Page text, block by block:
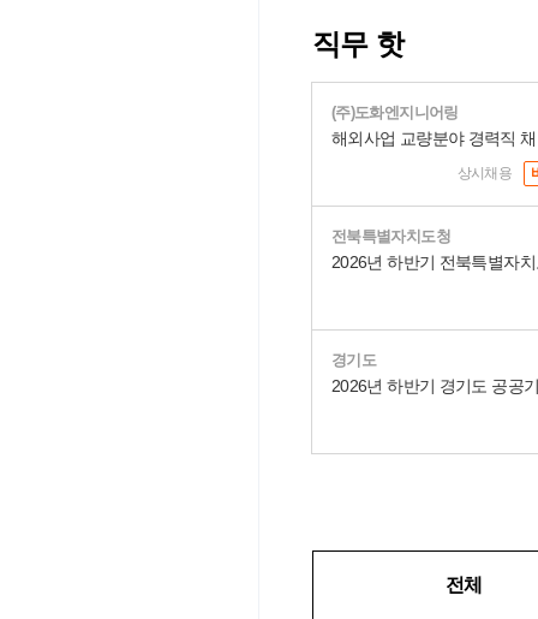
직무 핫
(주)도화엔지니어링
해외사업 교량분야 경력직
상시채용
전북특별자치도청
경기도
전체